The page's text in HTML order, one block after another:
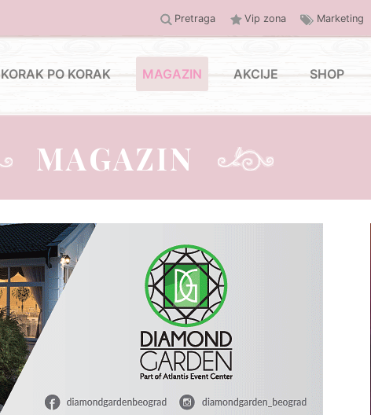
Pretraga Vip zona Marketing
KORAK PO KORAK MAGAZIN AKCIJE SHOP
MAGAZIN